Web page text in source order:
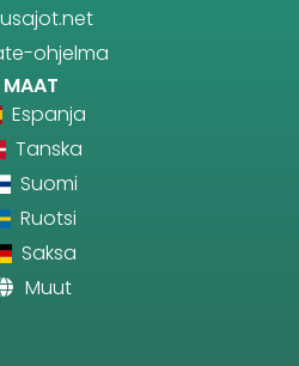
ohjelma
MAAT
Espanja
Tanska
Suomi
Ruotsi
Saksa
Muut